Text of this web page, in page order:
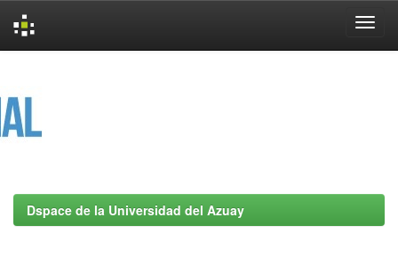
Dspace de la Universidad del Azuay